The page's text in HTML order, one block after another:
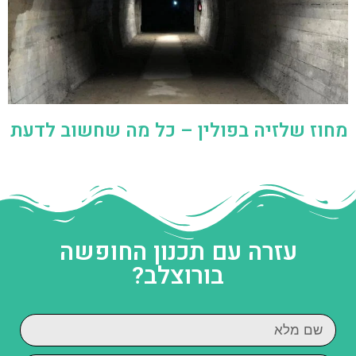
מחוז שלזיה בפולין – כל מה שחשוב לדעת
עזרה עם תכנון החופשה
בורוצלב?